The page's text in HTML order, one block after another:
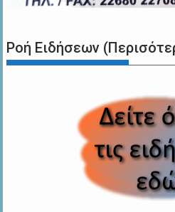
Ροή Ειδήσεων